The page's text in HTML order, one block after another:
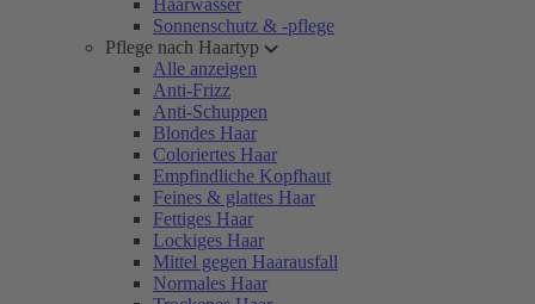
Haarwasser
Sonnenschutz & -pflege
Pflege nach Haartyp
Alle anzeigen
Anti-Frizz
Anti-Schuppen
Blondes Haar
Coloriertes Haar
Empfindliche Kopfhaut
Feines & glattes Haar
Fettiges Haar
Lockiges Haar
Mittel gegen Haarausfall
Normales Haar